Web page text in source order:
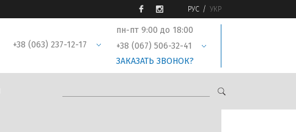
РУС УКР
+38 (063) 237-12-17
пн-пт 9:00 до 18:00
+38 (067) 506-32-41
ЗАКАЗАТЬ ЗВОНОК?